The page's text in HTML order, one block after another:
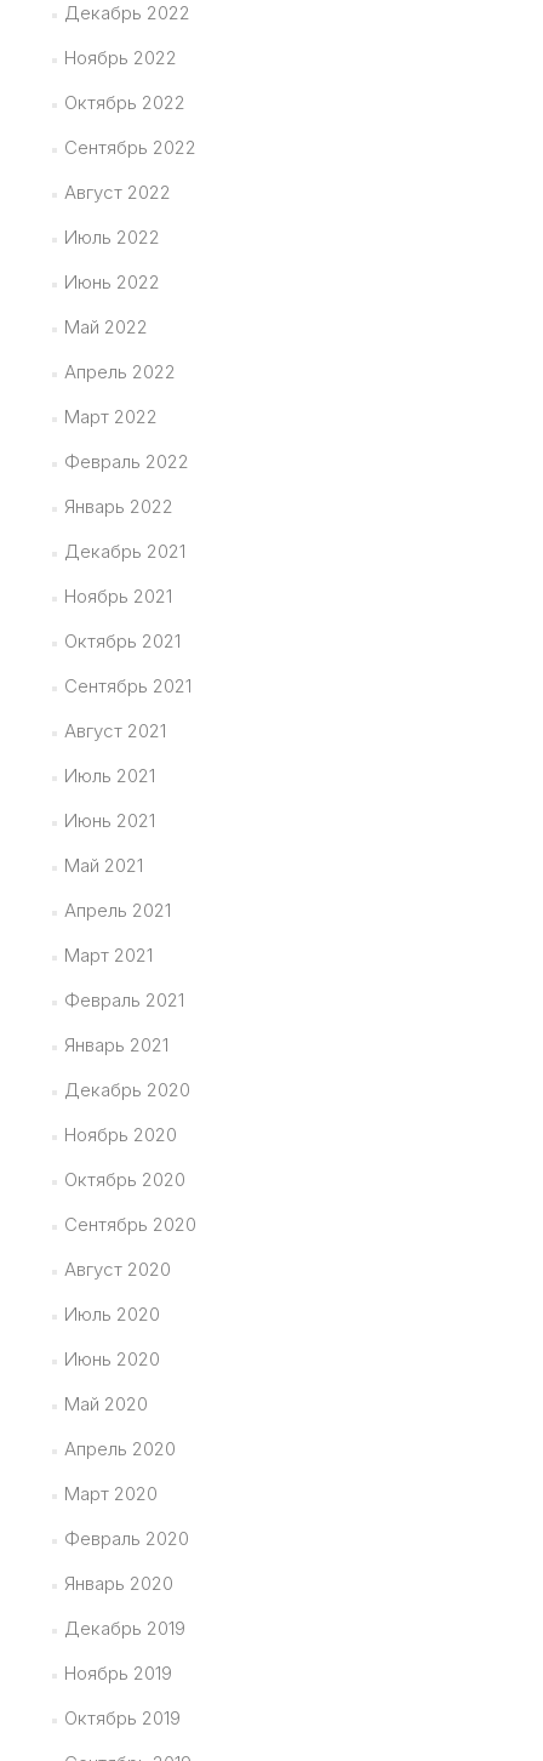
Декабрь 2022
Ноябрь 2022
Октябрь 2022
Сентябрь 2022
Август 2022
Июль 2022
Июнь 2022
Май 2022
Апрель 2022
Март 2022
Февраль 2022
Январь 2022
Декабрь 2021
Ноябрь 2021
Октябрь 2021
Сентябрь 2021
Август 2021
Июль 2021
Июнь 2021
Май 2021
Апрель 2021
Март 2021
Февраль 2021
Январь 2021
Декабрь 2020
Ноябрь 2020
Октябрь 2020
Сентябрь 2020
Август 2020
Июль 2020
Июнь 2020
Май 2020
Апрель 2020
Март 2020
Февраль 2020
Январь 2020
Декабрь 2019
Ноябрь 2019
Октябрь 2019